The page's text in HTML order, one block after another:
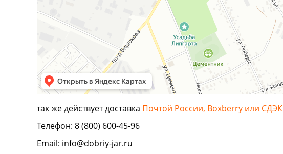
так же действует доставка Почтой России, Boxberry или СДЭК
Телефон: 8 (800) 600-45-96
Email: info@dobriy-jar.ru